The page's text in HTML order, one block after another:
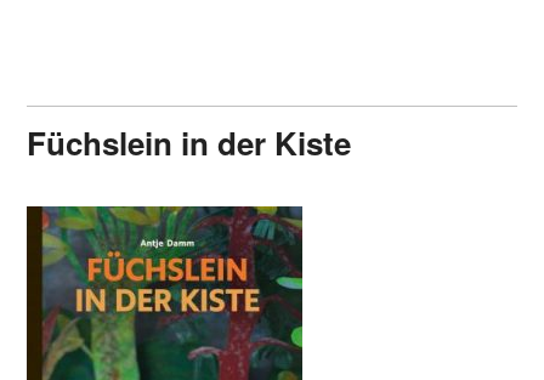
Füchslein in der Kiste